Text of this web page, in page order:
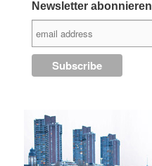
Newsletter abonnieren